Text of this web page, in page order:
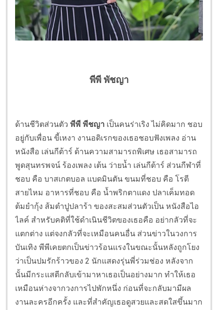
พีพี พัชญา
ด้านชีวิตส่วนตัว พีพี พีชญา เป็นคนร่าเริง ไม่คิดมาก ชอบ
อยู่กับเพื่อน ขี้เหงา งานอดิเรกของเธอชอบฟังเพลง อ่าน
หนังสือ เล่นกีต้าร์ ด้านความสามารถพิเศษ เธอสามารถ
พูดสุนทรพจน์ ร้องเพลง เต้น ว่ายน้ำ เล่นกีต้าร์ ส่วนกีฬาที่
ชอบ คือ บาสเกตบอล แบดมินตัน ขนมที่ชอบ คือ โรตี
สายไหม อาหารที่ชอบ คือ น้ำพริกตาแดง ปลาเค็มทอด
ต้มยำกุ้ง ส้มตำปูปลาร้า ของสะสมส่วนตัวเป็น หนังสือไอ
ไลค์ สำหรับคติที่ใช้ดำเนินชีวิตของเธอคือ อย่ากลัวที่จะ
แตกต่าง แต่จงกลัวที่จะเหมือนคนอื่น ส่วนข่าวในวงการ
บันเทิง พีพีเคยตกเป็นข่าวร้อนแรงในขณะนั้นหลังถูกโยง
ว่าเป็นปมรักร้าวของ 2 นักแสดงรุ่นพี่ร่วมช่อง หลังจาก
นั้นมีกระแสตีกลับเข้ามาหาเธอเป็นอย่างมาก ทำให้เธอ
เหมือนห่างจากวงการไปพักหนึ่ง ก่อนที่จะกลับมามีผล
งานละครอีกครั้ง และที่สำคัญเธอดูสวยและสดใสขึ้นมาก